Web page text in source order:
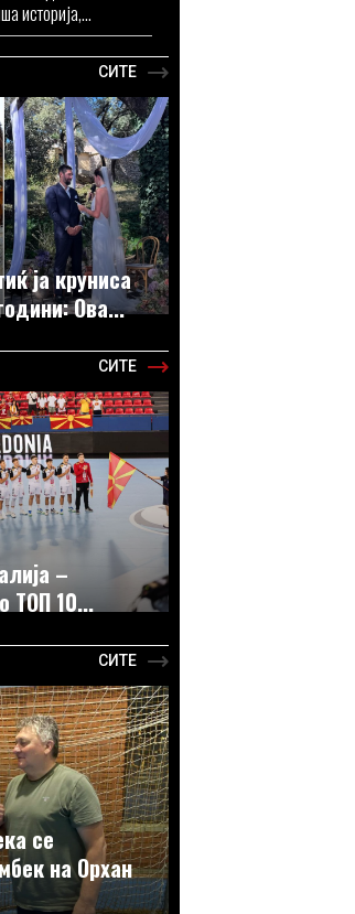
историја,...
СИТЕ
ја круниса
Ова...
СИТЕ
–
ТОП 10...
СИТЕ
се
на Орхан